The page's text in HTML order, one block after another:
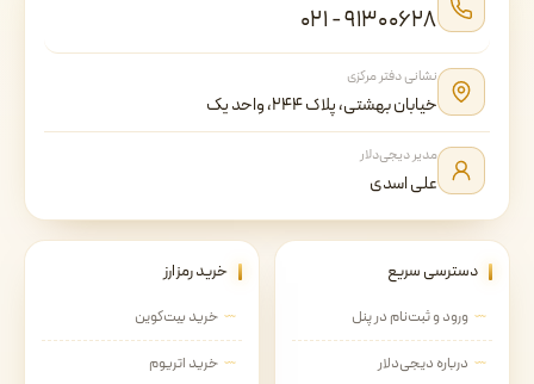
۰۲۱ - ۹۱۳۰۰۶۲۸
نشانی دفتر مرکزی
خیابان بهشتی، پلاک ۲۴۴، واحد یک
مدیر دیجی‌دلار
علی اسدی
دسترسی سریع
ورود و ثبت‌نام در پنل
درباره دیجی‌دلار
خرید رمزارز
خرید بیت‌کوین
خرید اتریوم